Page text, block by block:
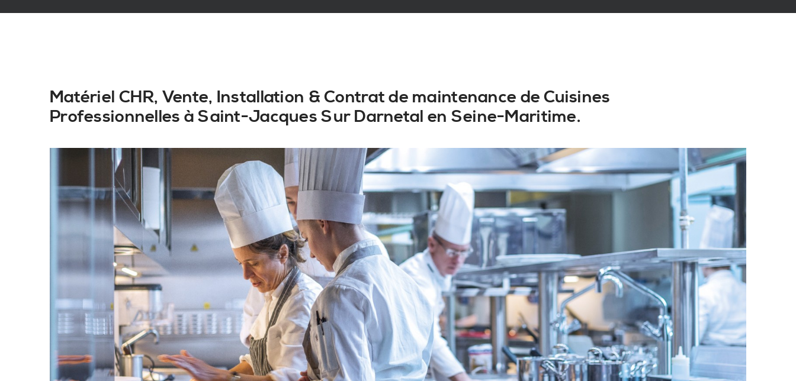
Matériel CHR, Vente, Installation & Contrat de maintenance de Cuisines
Professionnelles à Saint-Jacques Sur Darnetal en Seine-Maritime.